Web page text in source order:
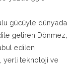
gücüyle dünyada
getiren Dönmez,
edilen
yerli teknoloji ve